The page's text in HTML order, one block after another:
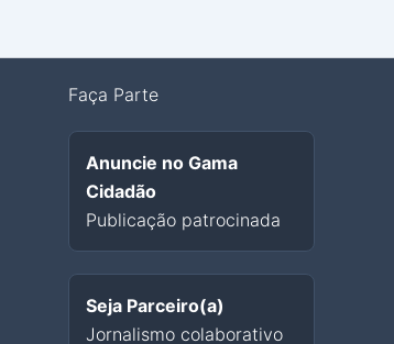
Faça Parte
Anuncie no Gama
Cidadão
Publicação patrocinada
Seja Parceiro(a)
Jornalismo colaborativo